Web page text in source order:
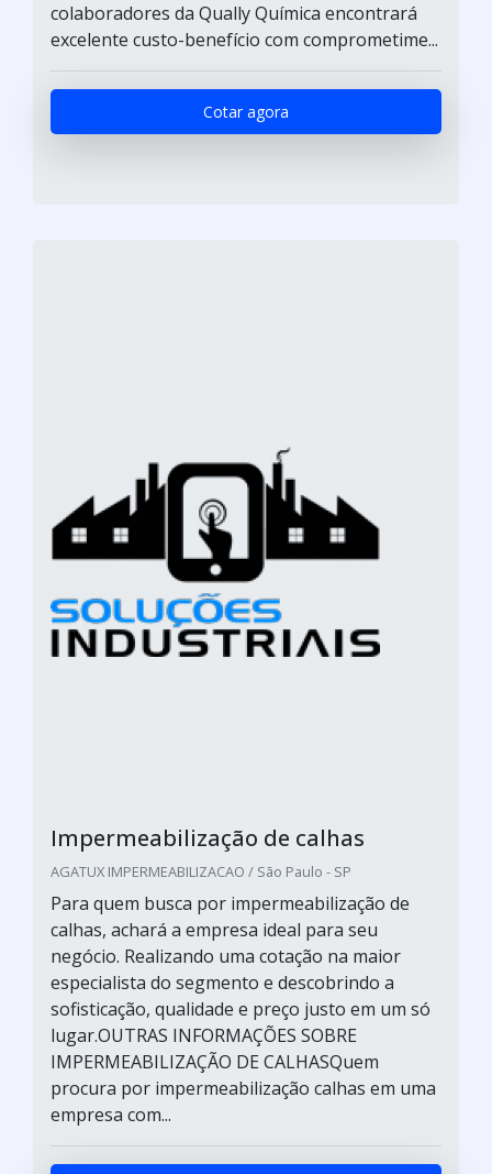
colaboradores da Qually Química encontrará
excelente custo-benefício com comprometime...
Cotar agora
Impermeabilização de calhas
AGATUX IMPERMEABILIZACAO / São Paulo - SP
Para quem busca por impermeabilização de
calhas, achará a empresa ideal para seu
negócio. Realizando uma cotação na maior
especialista do segmento e descobrindo a
sofisticação, qualidade e preço justo em um só
lugar.OUTRAS INFORMAÇÕES SOBRE
IMPERMEABILIZAÇÃO DE CALHASQuem
procura por impermeabilização calhas em uma
empresa com...